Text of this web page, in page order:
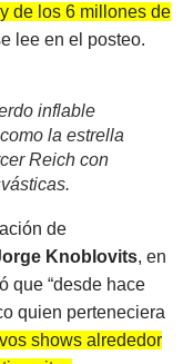
y de los 6 millones de
lee en el posteo.
inflable
la estrella
Reich con
.
de
Knoblovits, en
que “desde hace
quien perteneciera
shows alrededor